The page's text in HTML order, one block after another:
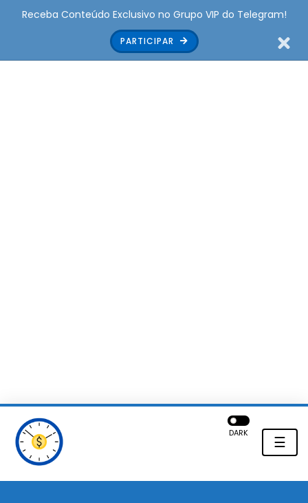
Receba Conteúdo Exclusivo no Grupo VIP do Telegram!
PARTICIPAR
☰
DARK